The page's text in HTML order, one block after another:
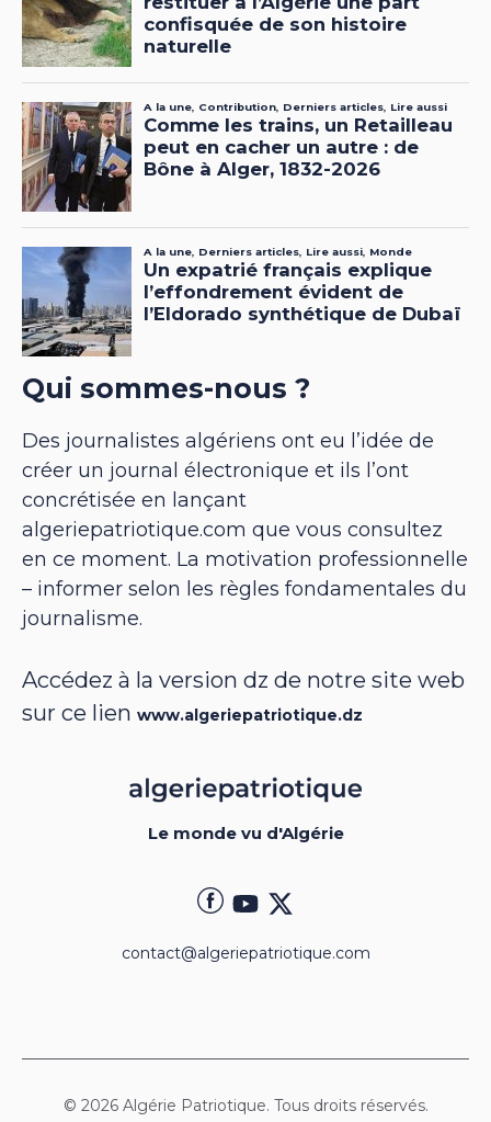
Qui sommes-nous ?
Des journalistes algériens ont eu l’idée de
créer un journal électronique et ils l’ont
concrétisée en lançant
algeriepatriotique.com que vous consultez
en ce moment. La motivation professionnelle
– informer selon les règles fondamentales du
journalisme.
Accédez à la version dz de notre site web
sur ce lien www.algeriepatriotique.dz
Le monde vu d'Algérie
contact@algeriepatriotique.com
© 2026 Algérie Patriotique. Tous droits réservés.